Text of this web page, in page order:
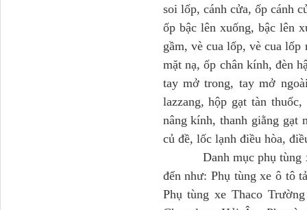
soi lốp, cánh cửa, ốp cánh
ốp bậc lên xuống, bậc lên
gầm, vè cua lốp, vè cua
mặt nạ, ốp chân kính, đèn
tay mở trong, tay mở
lazzang, hộp gạt tàn
nâng kính, thanh giằng gạt
củ đề, lốc lạnh điều hòa,
Danh mục phụ tùng xe
đến như: Phụ tùng xe ô tô
Phụ tùng xe Thaco